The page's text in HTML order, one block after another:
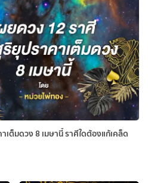
เต็มดวง 8 เมษานี้ ราศีใดต้องแก้เคล็ด